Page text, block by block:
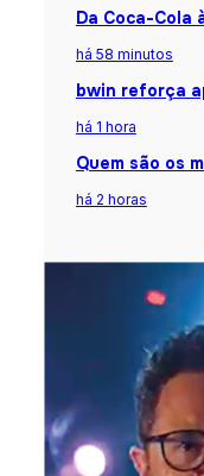
Da Coca-Cola
há 58 minutos
bwin reforça
há 1 hora
Quem são os
há 2 horas